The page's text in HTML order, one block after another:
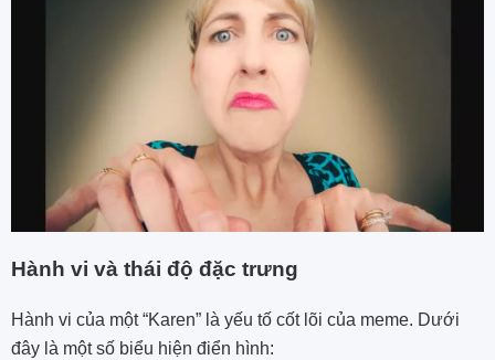
Hành vi và thái độ đặc trưng
Hành vi của một “Karen” là yếu tố cốt lõi của meme. Dưới
đây là một số biểu hiện điển hình: